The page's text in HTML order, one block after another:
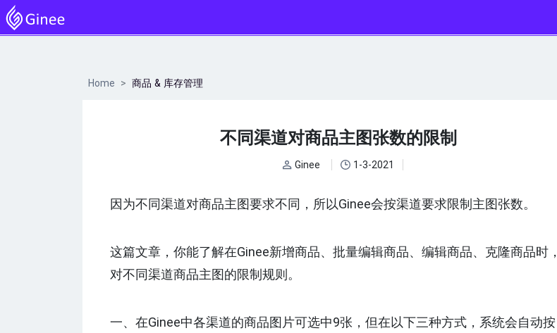
Home 商品 & 库存管理
不同渠道对商品主图张数的限制
Ginee 1-3-2021
因为不同渠道对商品主图要求不同，所以Ginee会按渠道要求限制主图张数。
这篇文章，你能了解在Ginee新增商品、批量编辑商品、编辑商品、克隆商品时，
对不同渠道商品主图的限制规则。
一、在Ginee中各渠道的商品图片可选中9张，但在以下三种方式，系统会自动按